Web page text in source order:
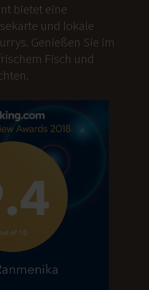
bietet eine
und lokale
Genießen Sie im
Fisch und